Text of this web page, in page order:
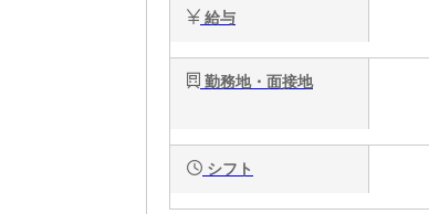
給与
勤務地・面接地
シフト